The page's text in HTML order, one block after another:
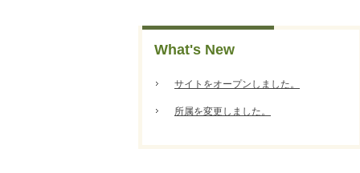
What's New
サイトをオープンしました。
所属を変更しました。